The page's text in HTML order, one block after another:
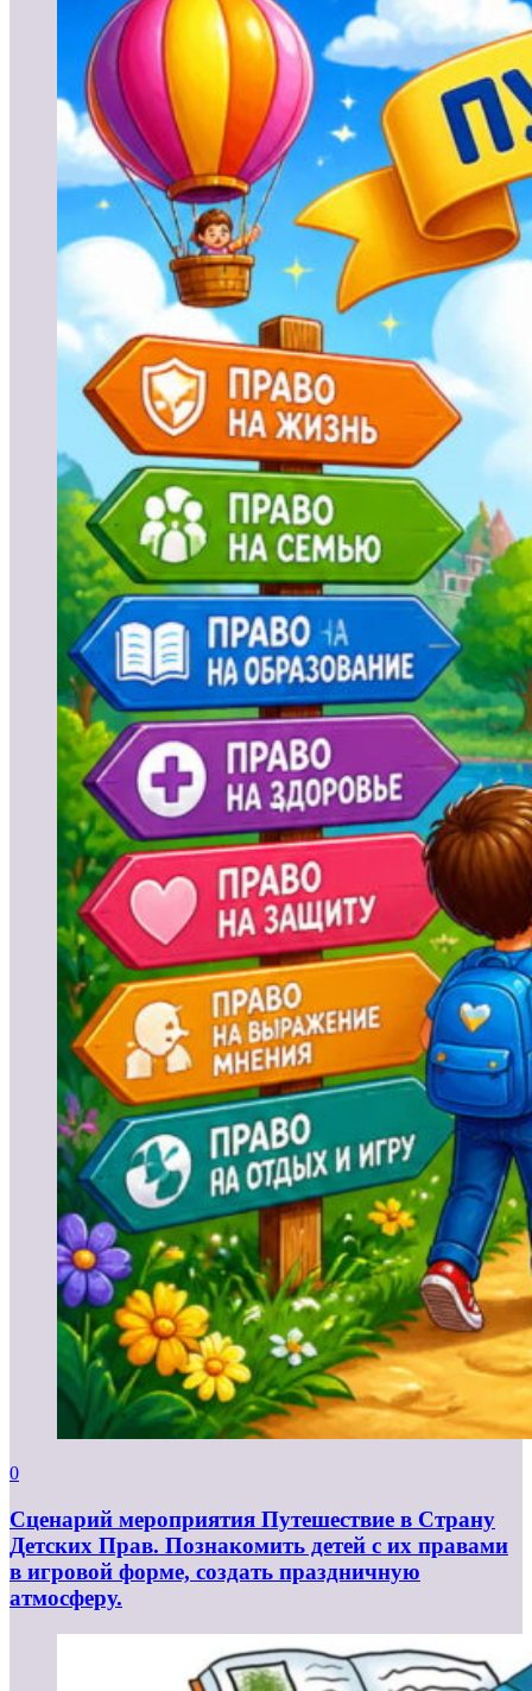
0
Сценарий мероприятия Путешествие в Страну
Детских Прав. Познакомить детей с их правами
в игровой форме, создать праздничную
атмосферу.